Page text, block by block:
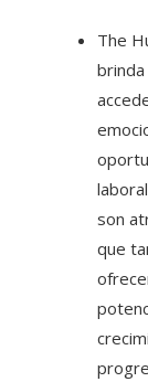
The
son
que